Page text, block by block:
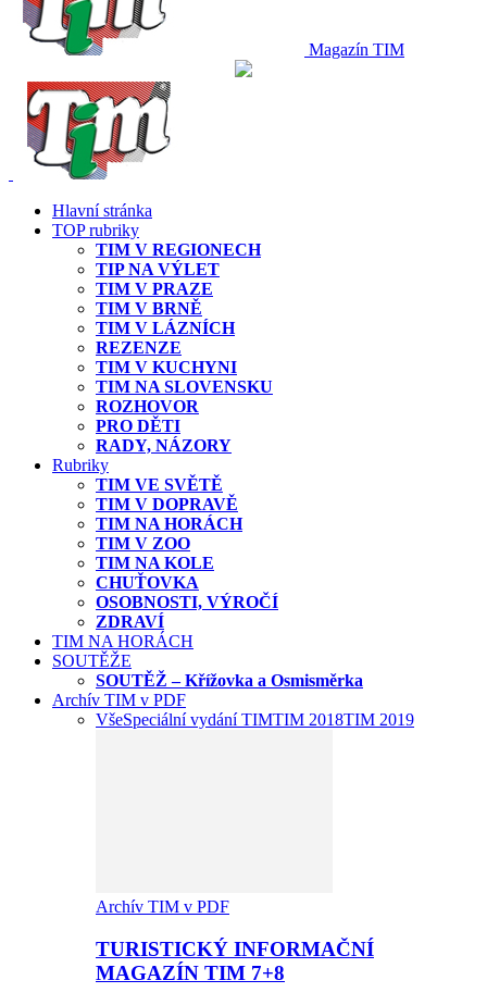
Magazín TIM
Hlavní stránka
TOP rubriky
TIM V REGIONECH
TIP NA VÝLET
TIM V PRAZE
TIM V BRNĚ
TIM V LÁZNÍCH
REZENZE
TIM V KUCHYNI
TIM NA SLOVENSKU
ROZHOVOR
PRO DĚTI
RADY, NÁZORY
Rubriky
TIM VE SVĚTĚ
TIM V DOPRAVĚ
TIM NA HORÁCH
TIM V ZOO
TIM NA KOLE
CHUŤOVKA
OSOBNOSTI, VÝROČÍ
ZDRAVÍ
TIM NA HORÁCH
SOUTĚŽE
SOUTĚŽ – Křížovka a Osmisměrka
Archív TIM v PDF
VšeSpeciální vydání TIMTIM 2018TIM 2019
Archív TIM v PDF
TURISTICKÝ INFORMAČNÍ
MAGAZÍN TIM 7+8